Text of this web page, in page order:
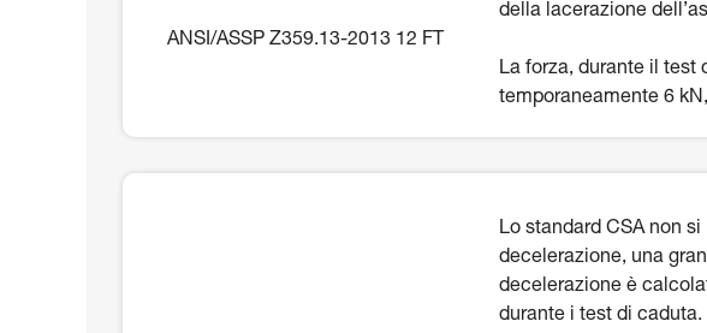
ANSI/ASSP Z359.13-2013 12 FT
della lacerazione
La forza, durante il test
temporaneamente 6
Lo standard CSA non
decelerazione, una
decelerazione è
durante i test di